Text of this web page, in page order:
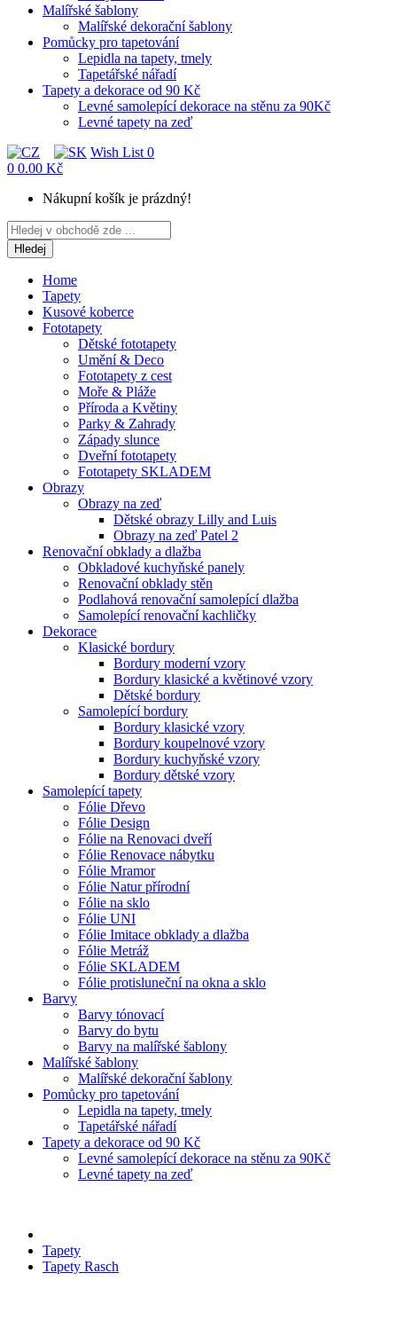
Malířské šablony
Malířské dekorační šablony
Pomůcky pro tapetování
Lepidla na tapety, tmely
Tapetářské nářadí
Tapety a dekorace od 90 Kč
Levné samolepící dekorace na stěnu za 90Kč
Levné tapety na zeď
Wish List 0
0 0.00 Kč
Nákupní košík je prázdný!
Hledej
Home
Tapety
Kusové koberce
Fototapety
Dětské fototapety
Umění & Deco
Fototapety z cest
Moře & Pláže
Příroda a Květiny
Parky & Zahrady
Západy slunce
Dveřní fototapety
Fototapety SKLADEM
Obrazy
Obrazy na zeď
Dětské obrazy Lilly and Luis
Obrazy na zeď Patel 2
Renovační obklady a dlažba
Obkladové kuchyňské panely
Renovační obklady stěn
Podlahová renovační samolepící dlažba
Samolepící renovační kachličky
Dekorace
Klasické bordury
Bordury moderní vzory
Bordury klasické a květinové vzory
Dětské bordury
Samolepící bordury
Bordury klasické vzory
Bordury koupelnové vzory
Bordury kuchyňské vzory
Bordury dětské vzory
Samolepící tapety
Fólie Dřevo
Fólie Design
Fólie na Renovaci dveří
Fólie Renovace nábytku
Fólie Mramor
Fólie Natur přírodní
Fólie na sklo
Fólie UNI
Fólie Imitace obklady a dlažba
Fólie Metráž
Fólie SKLADEM
Fólie protisluneční na okna a sklo
Barvy
Barvy tónovací
Barvy do bytu
Barvy na malířské šablony
Malířské šablony
Malířské dekorační šablony
Pomůcky pro tapetování
Lepidla na tapety, tmely
Tapetářské nářadí
Tapety a dekorace od 90 Kč
Levné samolepící dekorace na stěnu za 90Kč
Levné tapety na zeď
Tapety
Tapety Rasch